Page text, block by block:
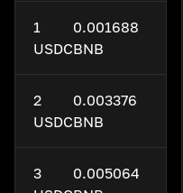
1
USDC
0.001688
BNB
2
USDC
0.003376
BNB
3
0.005064